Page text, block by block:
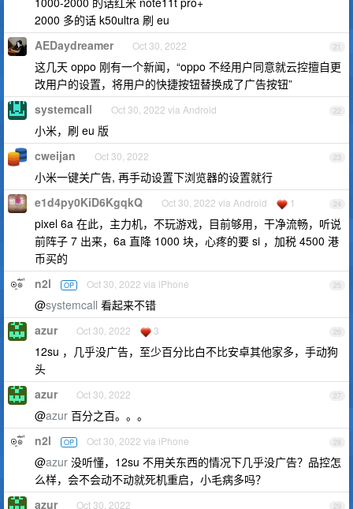
2000 多的话 k50ultra 刷 eu
21
AEDaydreamer Oct 30, 2022
这几天 oppo 刚有一个新闻，“oppo 不经用户同意就云控擅自更
改用户的设置，将用户的快捷按钮替换成了广告按钮”
22
systemcall Oct 30, 2022 via Android
小米，刷 eu 版
23
cweijan Oct 30, 2022
小米一键关广告, 再手动设置下浏览器的设置就行
24
e1d4py0KiD6KgqkQ Oct 30, 2022 via Android 1
pixel 6a 在此，主力机，不玩游戏，目前够用，干净流畅，听说
前阵子 7 出来，6a 直降 1000 块，心疼的要 si ，加税 4500 港
币买的
25
n2l OP Oct 30, 2022 via iPhone
@systemcall 看起来不错
26
azur Oct 30, 2022 3
12su ，几乎没广告，至少百分比白不比安卓其他家多，手动狗
头
27
azur Oct 30, 2022
@azur 百分之百。。。
28
n2l OP Oct 30, 2022 via iPhone
@azur 没听懂，12su 不用关东西的情况下几乎没广告？品控怎
么样，会不会动不动就死机重启，小毛病多吗？
29
azur Oct 30, 2022